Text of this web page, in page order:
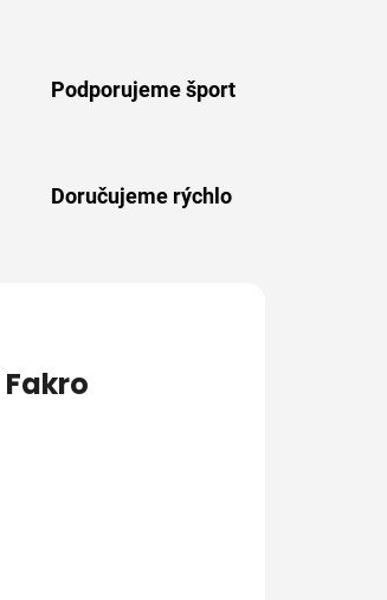
Podporujeme šport
Doručujeme rýchlo
Fakro